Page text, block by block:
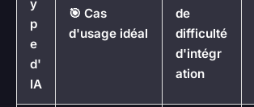
y
p
e
d'
IA
🎯 Cas
d'usage idéal
de
difficulté
d'intégr
ation